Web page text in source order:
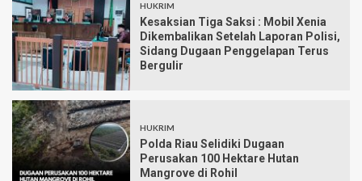
HUKRIM
Kesaksian Tiga Saksi : Mobil Xenia
Dikembalikan Setelah Laporan Polisi,
Sidang Dugaan Penggelapan Terus
Bergulir
HUKRIM
Polda Riau Selidiki Dugaan
Perusakan 100 Hektare Hutan
Mangrove di Rohil